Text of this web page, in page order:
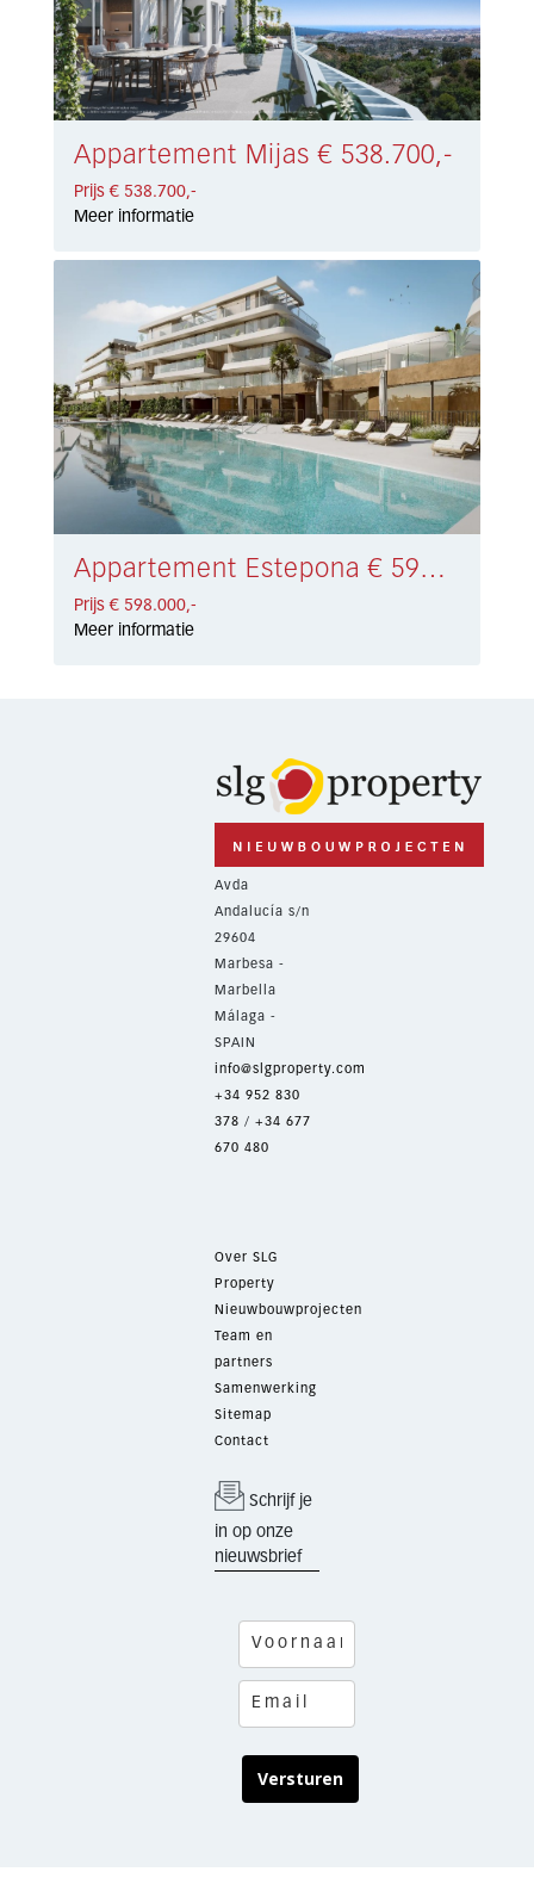
Appartement Mijas € 538.700,-
Prijs € 538.700,-
Meer informatie
Appartement Estepona € 598.000,-
Prijs € 598.000,-
Meer informatie
Avda
Andalucía s/n
29604
Marbesa -
Marbella
Málaga -
SPAIN
info@slgproperty.com
+34 952 830
378 / +34 677
670 480
Over SLG
Property
Nieuwbouwprojecten
Team en
partners
Samenwerking
Sitemap
Contact
Schrijf je
in op onze
nieuwsbrief
Versturen